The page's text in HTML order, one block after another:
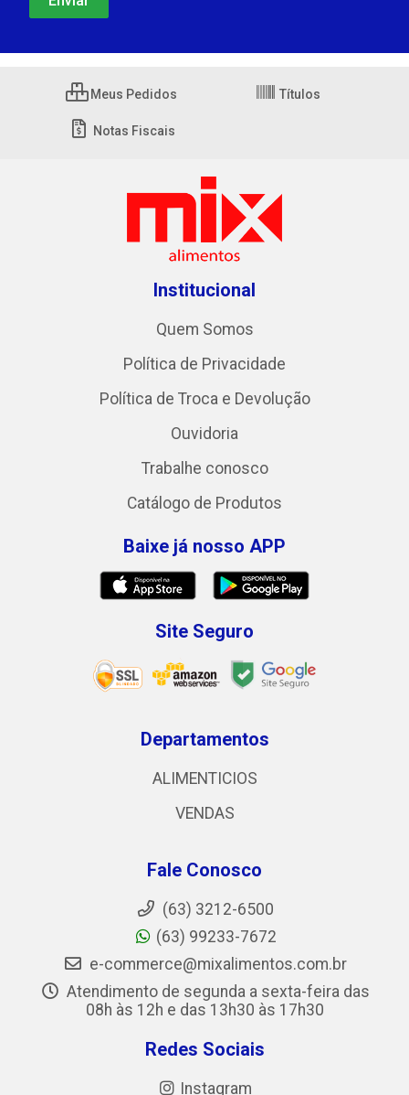
Meus Pedidos Títulos
Notas Fiscais
Institucional
Quem Somos
Política de Privacidade
Política de Troca e Devolução
Ouvidoria
Trabalhe conosco
Catálogo de Produtos
Baixe já nosso APP
Site Seguro
Departamentos
ALIMENTICIOS
VENDAS
Fale Conosco
(63) 3212-6500
(63) 99233-7672
e-commerce@mixalimentos.com.br
Atendimento de segunda a sexta-feira das
08h às 12h e das 13h30 às 17h30
Redes Sociais
Instagram